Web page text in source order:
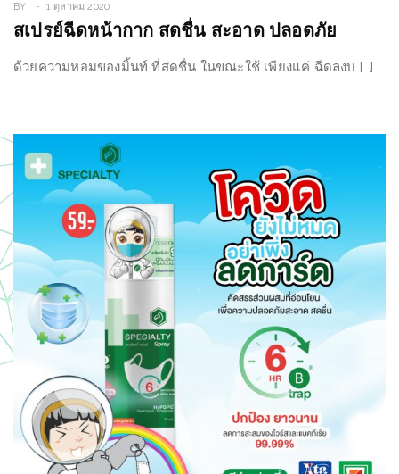
BY 1 ตุลาคม 2020
สเปรย์ฉีดหน้ากาก สดชื่น สะอาด ปลอดภัย
ด้วยความหอมของมิ้นท์ ที่สดชื่น ในขณะใช้ เพียงแค่ ฉีดลงบ […]